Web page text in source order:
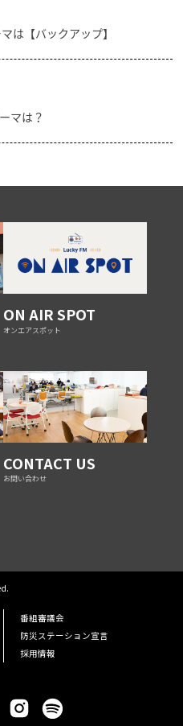
は【バックアップ】
マは？
ON AIR SPOT
オンエアスポット
CONTACT US
お問い合わせ
番組審議会
防災ステーション宣言
採用情報